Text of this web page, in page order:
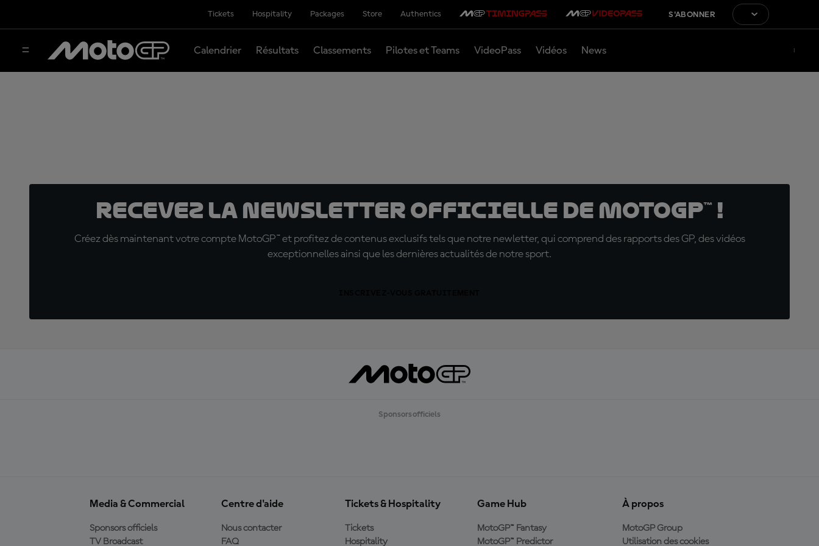
Tickets Hospitality Packages Store Authentics S'ABONNER
Calendrier Résultats Classements Pilotes et Teams VideoPass Vidéos News
Recevez la Newsletter officielle de MotoGP™ !
Créez dès maintenant votre compte MotoGP™ et profitez de contenus exclusifs tels que notre newletter, qui comprend des rapports des GP, des vidéos
exceptionnelles ainsi que les dernières actualités de notre sport.
Sponsors officiels
Media & Commercial
Sponsors officiels
TV Broadcast
Centre d'aide
Nous contacter
FAQ
Tickets & Hospitality
Tickets
Hospitality
Game Hub
MotoGP™ Fantasy
MotoGP™ Predictor
À propos
MotoGP Group
Utilisation des cookies